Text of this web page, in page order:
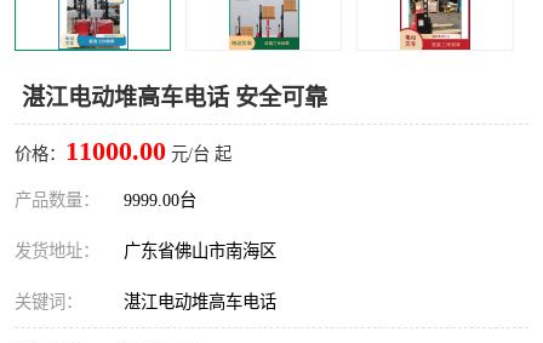
湛江电动堆高车电话 安全可靠
价格： 11000.00 元/台 起
产品数量： 9999.00台
发货地址： 广东省佛山市南海区
关键词： 湛江电动堆高车电话